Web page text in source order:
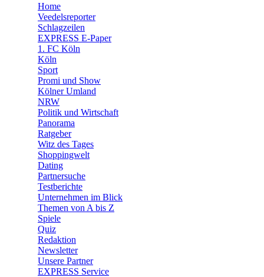
🛒 Shoppingwelt
Home
Veedelsreporter
Schlagzeilen
EXPRESS E-Paper
1. FC Köln
Köln
Sport
Promi und Show
Kölner Umland
NRW
Politik und Wirtschaft
Panorama
Ratgeber
Witz des Tages
Shoppingwelt
Dating
Partnersuche
Testberichte
Unternehmen im Blick
Themen von A bis Z
Spiele
Quiz
Redaktion
Newsletter
Unsere Partner
EXPRESS Service